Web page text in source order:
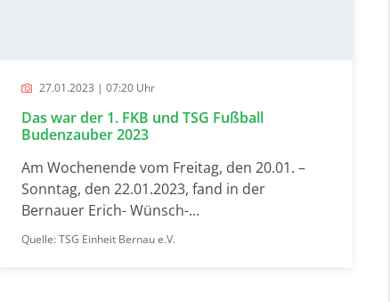
27.01.2023 | 07:20 Uhr
Das war der 1. FKB und TSG Fußball
Budenzauber 2023
Am Wochenende vom Freitag, den 20.01. –
Sonntag, den 22.01.2023, fand in der
Bernauer Erich- Wünsch-...
Quelle: TSG Einheit Bernau e.V.